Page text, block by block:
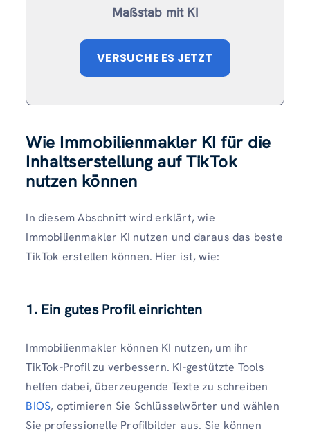
Maßstab mit KI
VERSUCHE ES JETZT
Wie Immobilienmakler KI für die
Inhaltserstellung auf TikTok
nutzen können
In diesem Abschnitt wird erklärt, wie
Immobilienmakler KI nutzen und daraus das beste
TikTok erstellen können. Hier ist, wie:
1. Ein gutes Profil einrichten
Immobilienmakler können KI nutzen, um ihr
TikTok-Profil zu verbessern. KI-gestützte Tools
helfen dabei, überzeugende Texte zu schreiben
BIOS, optimieren Sie Schlüsselwörter und wählen
Sie professionelle Profilbilder aus. Sie können